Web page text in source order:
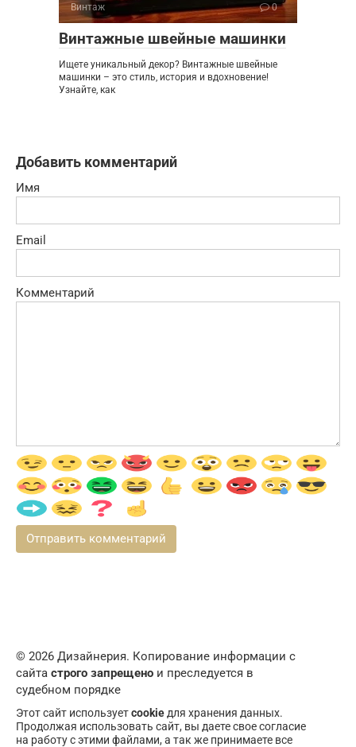
Винтаж 0
Винтажные швейные машинки
Ищете уникальный декор? Винтажные швейные
машинки – это стиль, история и вдохновение!
Узнайте, как
Добавить комментарий
Имя
Email
Комментарий
© 2026 Дизайнерия. Копирование информации с
сайта строго запрещено и преследуется в
судебном порядке
Этот сайт используетcookie для хранения данных.
Продолжая использовать сайт, вы даете свое согласие
на работу с этими файлами, а так же принимаете все